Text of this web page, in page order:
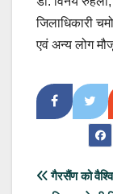
जिलाधिकारी
एवं अन्य लोग
Post
गैरसैंण को